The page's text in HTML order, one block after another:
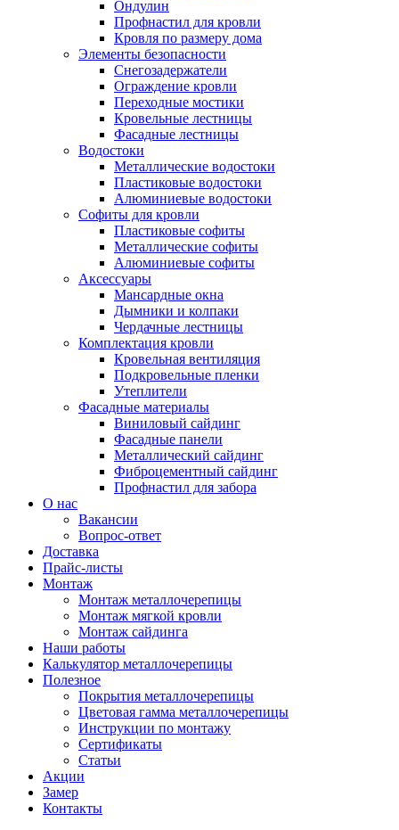
Ондулин
Профнастил для кровли
Кровля по размеру дома
Элементы безопасности
Снегозадержатели
Ограждение кровли
Переходные мостики
Кровельные лестницы
Фасадные лестницы
Водостоки
Металлические водостоки
Пластиковые водостоки
Алюминиевые водостоки
Софиты для кровли
Пластиковые софиты
Металлические софиты
Алюминиевые софиты
Аксессуары
Мансардные окна
Дымники и колпаки
Чердачные лестницы
Комплектация кровли
Кровельная вентиляция
Подкровельные пленки
Утеплители
Фасадные материалы
Виниловый сайдинг
Фасадные панели
Металлический сайдинг
Фиброцементный сайдинг
Профнастил для забора
О нас
Вакансии
Вопрос-ответ
Доставка
Прайс-листы
Монтаж
Монтаж металлочерепицы
Монтаж мягкой кровли
Монтаж сайдинга
Наши работы
Калькулятор металлочерепицы
Полезное
Покрытия металлочерепицы
Цветовая гамма металлочерепицы
Инструкции по монтажу
Сертификаты
Статьи
Акции
Замер
Контакты